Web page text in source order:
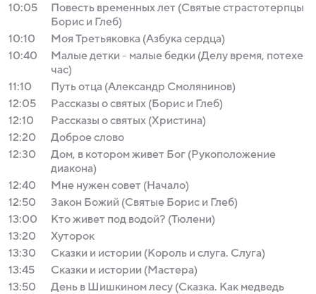
10:05
Повесть временных лет (Святые страстотерпцы
Борис и Глеб)
10:10
Моя Третьяковка (Азбука сердца)
10:40
Малые детки - малые бедки (Делу время, потехе
час)
11:10
Путь отца (Александр Смолянинов)
12:05
Рассказы о святых (Борис и Глеб)
12:10
Рассказы о святых (Христина)
12:20
Доброе слово
12:30
Дом, в котором живет Бог (Рукоположение
диакона)
12:40
Мне нужен совет (Начало)
12:50
Закон Божий (Святые Борис и Глеб)
13:00
Кто живет под водой? (Тюлени)
13:20
Хуторок
13:30
Сказки и истории (Король и слуга. Слуга)
13:45
Сказки и истории (Мастера)
13:50
День в Шишкином лесу (Сказка. Как медведь